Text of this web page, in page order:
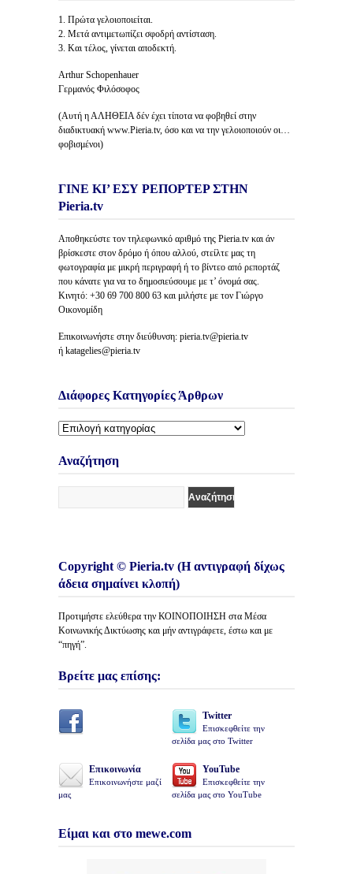
1. Πρώτα γελοιοποιείται.
2. Μετά αντιμετωπίζει σφοδρή αντίσταση.
3. Και τέλος, γίνεται αποδεκτή.
Arthur Schopenhauer
Γερμανός Φιλόσοφος
(Αυτή η ΑΛΗΘΕΙΑ δέν έχει τίποτα να φοβηθεί στην
διαδικτυακή www.Pieria.tv, όσο και να την γελοιοποιούν οι…
φοβισμένοι)
ΓΙΝΕ ΚΙ’ ΕΣΥ ΡΕΠΟΡΤΕΡ ΣΤΗΝ
Pieria.tv
Αποθηκεύστε τον τηλεφωνικό αριθμό της Pieria.tv και άν
βρίσκεστε στον δρόμο ή όπου αλλού, στείλτε μας τη
φωτογραφία με μικρή περιγραφή ή το βίντεο από ρεπορτάζ
που κάνατε για να το δημοσιεύσουμε με τ’ όνομά σας.
Κινητό: +30 69 700 800 63 και μιλήστε με τον Γιώργο
Οικονομίδη
Επικοινωνήστε στην διεύθυνση: pieria.tv@pieria.tv
ή katagelies@pieria.tv
Διάφορες Κατηγορίες Άρθρων
Διάφορες
Άρθρων
Αναζήτηση
Copyright © Pieria.tv (Η αντιγραφή δίχως
άδεια σημαίνει κλοπή)
Προτιμήστε ελεύθερα την ΚΟΙΝΟΠΟΙΗΣΗ στα Μέσα
Κοινωνικής Δικτύωσης και μήν αντιγράφετε, έστω και με
“πηγή”.
Βρείτε μας επίσης:
Twitter
Επισκεφθείτε την
σελίδα μας στο Twitter
Επικοινωνία
Επικοινωνήστε μαζί
μας
YouTube
Επισκεφθείτε την
σελίδα μας στο YouTube
Είμαι και στο mewe.com